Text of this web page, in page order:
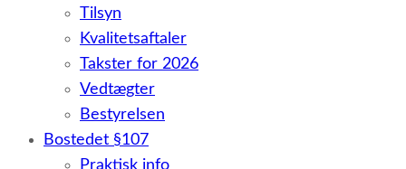
Tilsyn
Kvalitetsaftaler
Takster for 2026
Vedtægter
Bestyrelsen
Bostedet §107
Praktisk info